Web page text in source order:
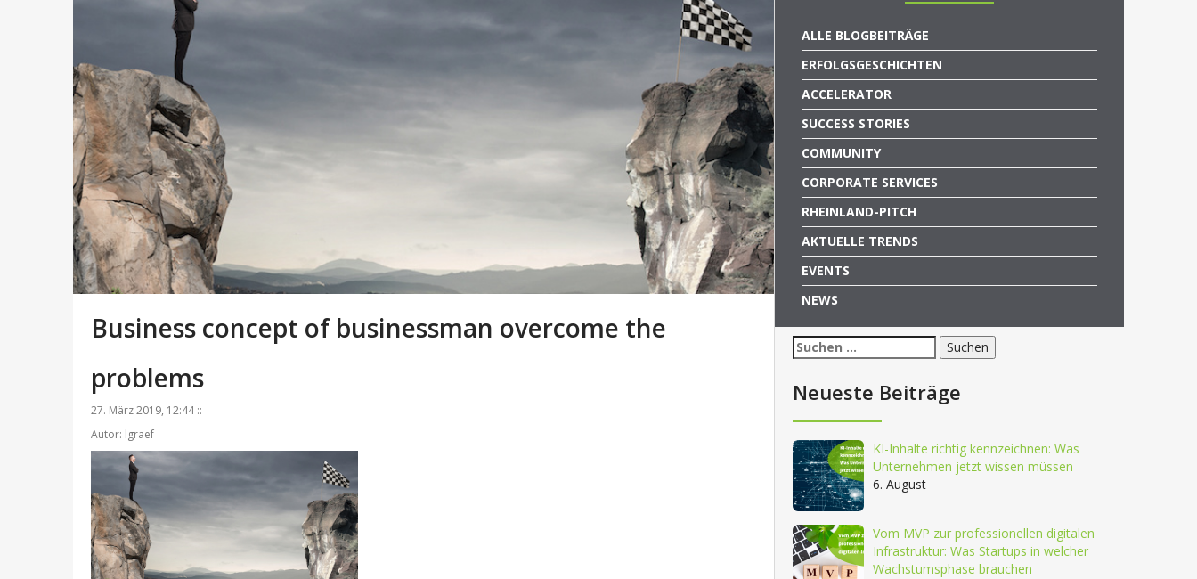
Business concept of businessman overcome the
problems
27. März 2019, 12:44 ::
Autor: lgraef
ALLE BLOGBEITRÄGE
ERFOLGSGESCHICHTEN
ACCELERATOR
SUCCESS STORIES
COMMUNITY
CORPORATE SERVICES
RHEINLAND-PITCH
AKTUELLE TRENDS
EVENTS
NEWS
Suchen
nach:
Neueste Beiträge
KI-Inhalte richtig kennzeichnen: Was
Unternehmen jetzt wissen müssen
6. August
Vom MVP zur professionellen digitalen
Infrastruktur: Was Startups in welcher
Wachstumsphase brauchen